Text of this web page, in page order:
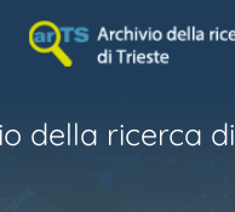
della ricerca di